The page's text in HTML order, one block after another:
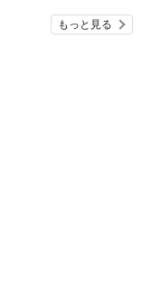
もっと見る